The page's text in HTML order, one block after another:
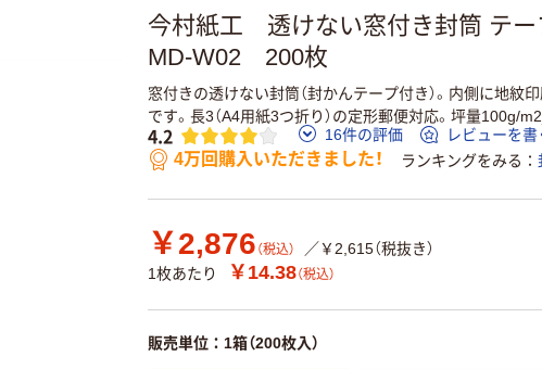
今村紙工 透けない窓付き封筒 テ
MD-W02 200枚
窓付きの透けない封筒（封かんテープ付き）。内側に地紋
です。長3（A4用紙3つ折り）の定形郵便対応。坪量100g/
4.2 16件の評価 レビューを書
4万回購入いただきました！ ランキングをみる
￥2,876 （税込）
／￥2,615（税抜き）
1枚あたり
￥14.38（税込）
販売単位：1箱（200枚入）